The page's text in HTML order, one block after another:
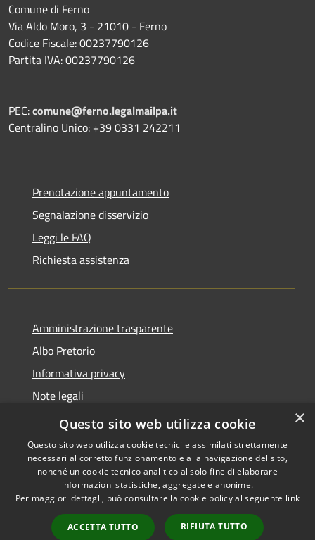
Comune di Ferno
Via Aldo Moro, 3 - 21010 - Ferno
Codice Fiscale: 00237790126
Partita IVA: 00237790126
PEC:comune@ferno.legalmailpa.it
Centralino Unico: +39 0331 242211
Prenotazione appuntamento
Segnalazione disservizio
Leggi le FAQ
Richiesta assistenza
Amministrazione trasparente
Albo Pretorio
Informativa privacy
Note legali
Dichiarazione di accessibilità
Accessibilità
Copyright © 2026 • Comune di
Ferno • Powered by
Municipium•
Accesso
×
Questo sito web utilizza cookie
Questo sito web utilizza cookie tecnici e assimilati strettamente
necessari al corretto funzionamento e alla navigazione del sito,
nonché un cookie tecnico analitico al solo fine di elaborare
informazioni statistiche, aggregate e anonime.
Per maggiori dettagli, può consultare la cookie policy al seguente link
ACCETTA TUTTO RIFIUTA TUTTO